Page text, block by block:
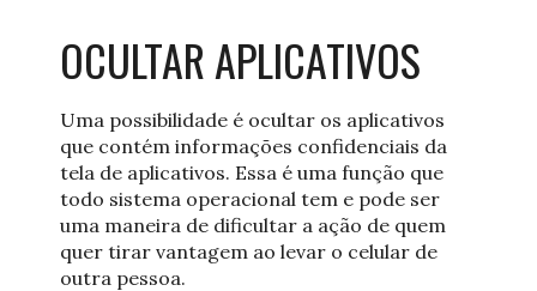
OCULTAR APLICATIVOS
Uma possibilidade é ocultar os aplicativos
que contém informações confidenciais da
tela de aplicativos. Essa é uma função que
todo sistema operacional tem e pode ser
uma maneira de dificultar a ação de quem
quer tirar vantagem ao levar o celular de
outra pessoa.